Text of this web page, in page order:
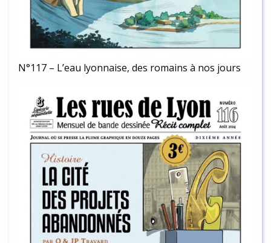
N°117 – L’eau lyonnaise, des romains à nos jours